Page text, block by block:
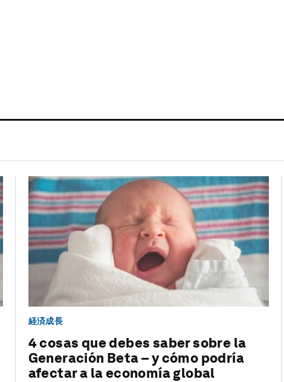
経済成長
4 cosas que debes saber sobre la
Generación Beta – y cómo podría
afectar a la economía global